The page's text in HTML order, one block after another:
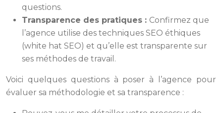
questions.
Transparence des pratiques : Confirmez que
l’agence utilise des techniques SEO éthiques
(white hat SEO) et qu’elle est transparente sur
ses méthodes de travail.
Voici quelques questions à poser à l’agence pour
évaluer sa méthodologie et sa transparence :